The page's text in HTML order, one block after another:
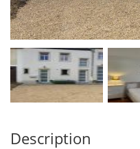
Description